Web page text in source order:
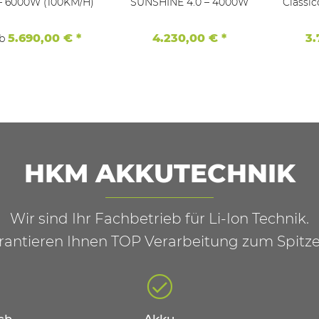
5.690,00 €* 4.230,00 €*
HKM AKKUTECHNIK
Wir sind Ihr Fachbetrieb für Li-Ion Technik.
Ihnen TOP Verarbeitung zum